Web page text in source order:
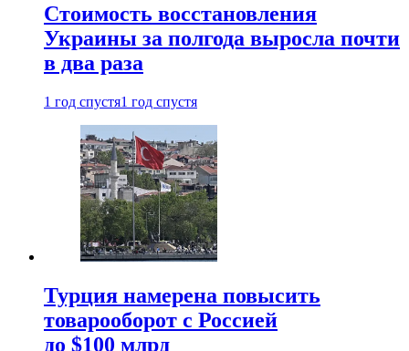
Стоимость восстановления
Украины за полгода выросла почти
в два раза
1 год спустя1 год спустя
Турция намерена повысить
товарооборот с Россией
до $100 млрд